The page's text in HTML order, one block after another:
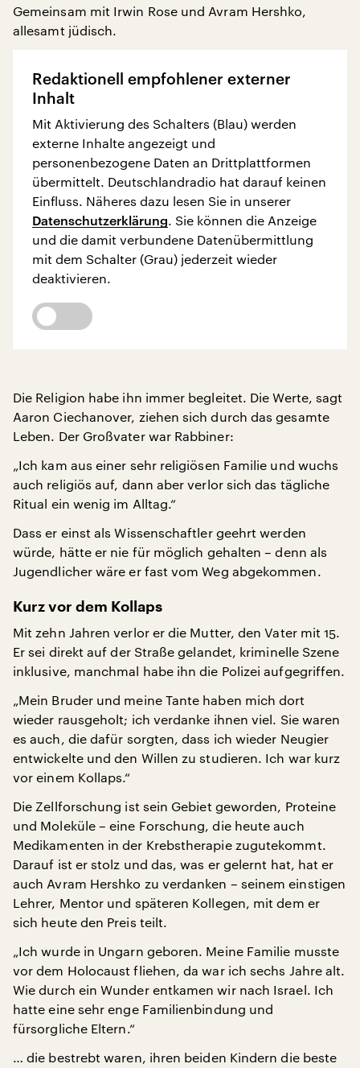
Gemeinsam mit Irwin Rose und Avram Hershko,
allesamt jüdisch.
Redaktionell empfohlener externer
Inhalt
Mit Aktivierung des Schalters (Blau) werden
externe Inhalte angezeigt und
personenbezogene Daten an Drittplattformen
übermittelt. Deutschlandradio hat darauf keinen
Einfluss. Näheres dazu lesen Sie in unserer
Datenschutzerklärung. Sie können die Anzeige
und die damit verbundene Datenübermittlung
mit dem Schalter (Grau) jederzeit wieder
deaktivieren.
Die Religion habe ihn immer begleitet. Die Werte, sagt
Aaron Ciechanover, ziehen sich durch das gesamte
Leben. Der Großvater war Rabbiner:
„Ich kam aus einer sehr religiösen Familie und wuchs
auch religiös auf, dann aber verlor sich das tägliche
Ritual ein wenig im Alltag.“
Dass er einst als Wissenschaftler geehrt werden
würde, hätte er nie für möglich gehalten – denn als
Jugendlicher wäre er fast vom Weg abgekommen.
Kurz vor dem Kollaps
Mit zehn Jahren verlor er die Mutter, den Vater mit 15.
Er sei direkt auf der Straße gelandet, kriminelle Szene
inklusive, manchmal habe ihn die Polizei aufgegriffen.
„Mein Bruder und meine Tante haben mich dort
wieder rausgeholt; ich verdanke ihnen viel. Sie waren
es auch, die dafür sorgten, dass ich wieder Neugier
entwickelte und den Willen zu studieren. Ich war kurz
vor einem Kollaps.“
Die Zellforschung ist sein Gebiet geworden, Proteine
und Moleküle – eine Forschung, die heute auch
Medikamenten in der Krebstherapie zugutekommt.
Darauf ist er stolz und das, was er gelernt hat, hat er
auch Avram Hershko zu verdanken – seinem einstigen
Lehrer, Mentor und späteren Kollegen, mit dem er
sich heute den Preis teilt.
„Ich wurde in Ungarn geboren. Meine Familie musste
vor dem Holocaust fliehen, da war ich sechs Jahre alt.
Wie durch ein Wunder entkamen wir nach Israel. Ich
hatte eine sehr enge Familienbindung und
fürsorgliche Eltern.“
… die bestrebt waren, ihren beiden Kindern die beste